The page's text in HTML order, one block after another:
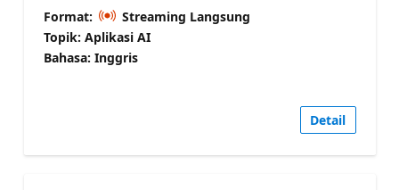
Format:
Streaming Langsung
Topik: Aplikasi AI
Bahasa: Inggris
Detail